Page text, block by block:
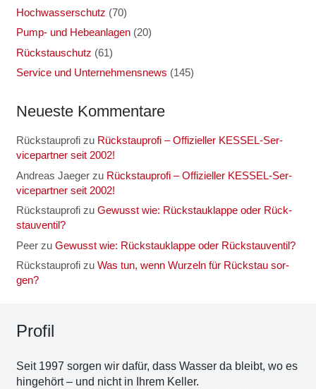
Hochwasserschutz (70)
Pump- und Hebeanlagen(20)
Rückstauschutz (61)
Service und Unternehmensnews (145)
Neu­es­te Kom­men­ta­re
Rückstauprofizu Rück­stau­pro­fi – Offi­zi­el­ler KES­SEL-Ser­
vice­part­ner seit 2002!
Andreas Jaegerzu Rück­stau­pro­fi – Offi­zi­el­ler KES­SEL-Ser­
vice­part­ner seit 2002!
Rückstauprofizu Gewusst wie: Rück­stau­klap­pe oder Rück­
stau­ven­til?
Peerzu Gewusst wie: Rück­stau­klap­pe oder Rück­stau­ven­til?
Rückstauprofizu Was tun, wenn Wur­zeln für Rück­stau sor­
gen?
Pro­fil
Seit 1997 sor­gen wir dafür, dass Was­ser da bleibt, wo es
hin­ge­hört – und nicht in Ihrem Kel­ler.